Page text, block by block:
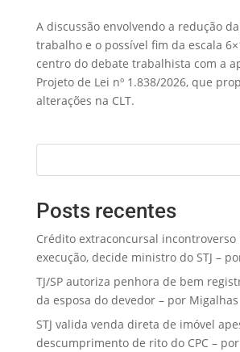
A discussão envolvendo a redução
trabalho e o possível fim da escala
centro do debate trabalhista com a
Projeto de Lei nº 1.838/2026, que
alterações na CLT.
Posts recentes
Crédito extraconcursal incontroverso
execução, decide ministro do STJ –
TJ/SP autoriza penhora de bem
da esposa do devedor – por Migalhas
STJ valida venda direta de imóvel
descumprimento de rito do CPC –